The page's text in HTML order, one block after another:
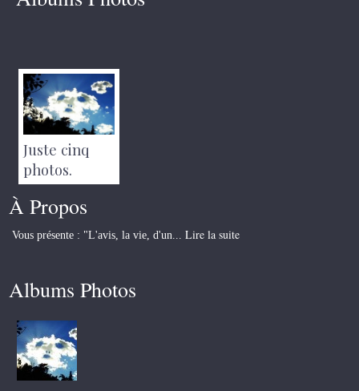
Juste cinq
photos.
À Propos
Vous présente : "L'avis, la vie, d'un... Lire la suite
Albums Photos